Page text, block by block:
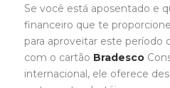
Se você está aposentado e
financeiro que te
para aproveitar este período
com o cartão Bradesco
internacional, ele oferece